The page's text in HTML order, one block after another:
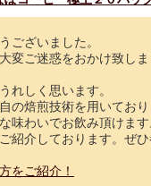
ございました。
変ご迷惑をおかけ致しま
れしく思います。
の焙煎技術を用いてお
味わいでお飲み頂けます
紹介しております。ぜ
をご紹介！